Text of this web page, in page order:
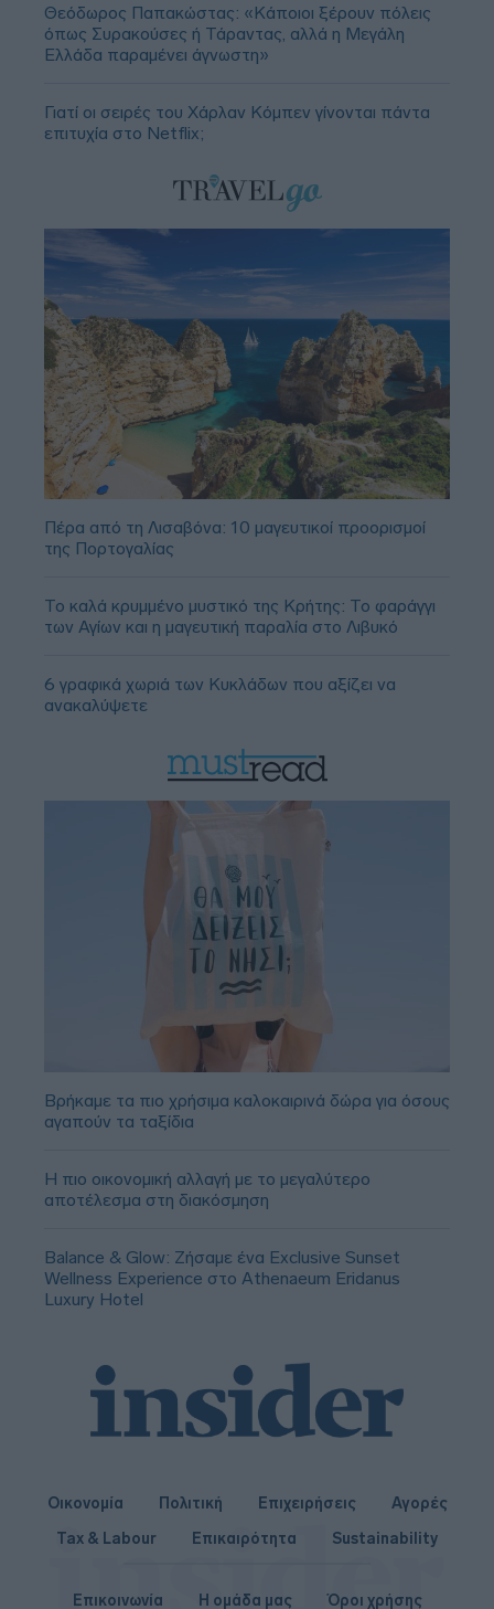
Θεόδωρος Παπακώστας: «Κάποιοι ξέρουν πόλεις
όπως Συρακούσες ή Τάραντας, αλλά η Μεγάλη
Ελλάδα παραμένει άγνωστη»
Γιατί οι σειρές του Χάρλαν Κόμπεν γίνονται πάντα
επιτυχία στο Netflix;
Πέρα από τη Λισαβόνα: 10 μαγευτικοί προορισμοί
της Πορτογαλίας
Το καλά κρυμμένο μυστικό της Κρήτης: Το φαράγγι
των Αγίων και η μαγευτική παραλία στο Λιβυκό
6 γραφικά χωριά των Κυκλάδων που αξίζει να
ανακαλύψετε
Βρήκαμε τα πιο χρήσιμα καλοκαιρινά δώρα για όσους
αγαπούν τα ταξίδια
Η πιο οικονομική αλλαγή με το μεγαλύτερο
αποτέλεσμα στη διακόσμηση
Balance & Glow: Ζήσαμε ένα Exclusive Sunset
Wellness Experience στο Athenaeum Eridanus
Luxury Hotel
Οικονομία Πολιτική Επιχειρήσεις
Αγορές
Tax & Labour
Επικαιρότητα Sustainability
Επικοινωνία Η ομάδα μας Όροι χρήσης